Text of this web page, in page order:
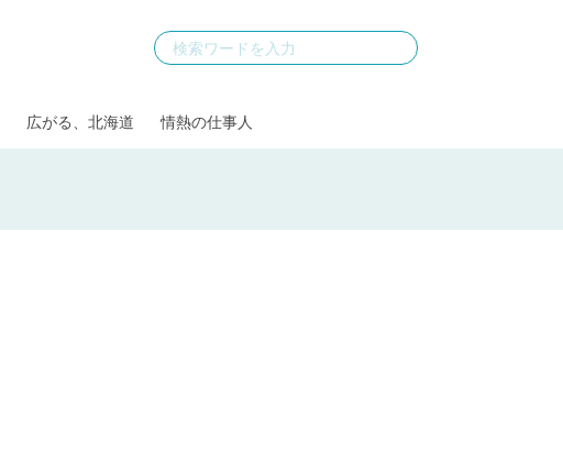
広がる、北海道 情熱の仕事人